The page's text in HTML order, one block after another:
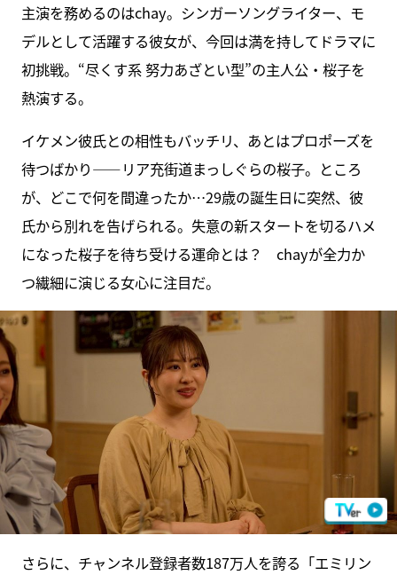
主演を務めるのはchay。シンガーソングライター、モ
デルとして活躍する彼女が、今回は満を持してドラマに
初挑戦。“尽くす系 努力あざとい型”の主人公・桜子を
熱演する。
イケメン彼氏との相性もバッチリ、あとはプロポーズを
待つばかり――リア充街道まっしぐらの桜子。ところ
が、どこで何を間違ったか…29歳の誕生日に突然、彼
氏から別れを告げられる。失意の新スタートを切るハメ
になった桜子を待ち受ける運命とは？ chayが全力か
つ繊細に演じる女心に注目だ。
さらに、チャンネル登録者数187万人を誇る「エミリン